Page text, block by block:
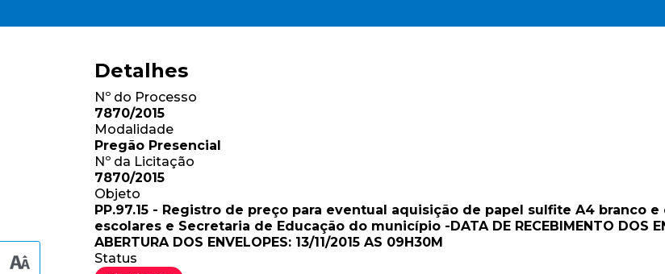
Detalhes
Nº do Processo
7870/2015
Modalidade
Pregão Presencial
Nº da Licitação
7870/2015
Objeto
PP.97.15 - Registro de preço para eventual aquisição de papel sulfite A4 branco
escolares e Secretaria de Educação do município -DATA DE RECEBIMENTO DOS
ABERTURA DOS ENVELOPES: 13/11/2015 AS 09H30M
Status